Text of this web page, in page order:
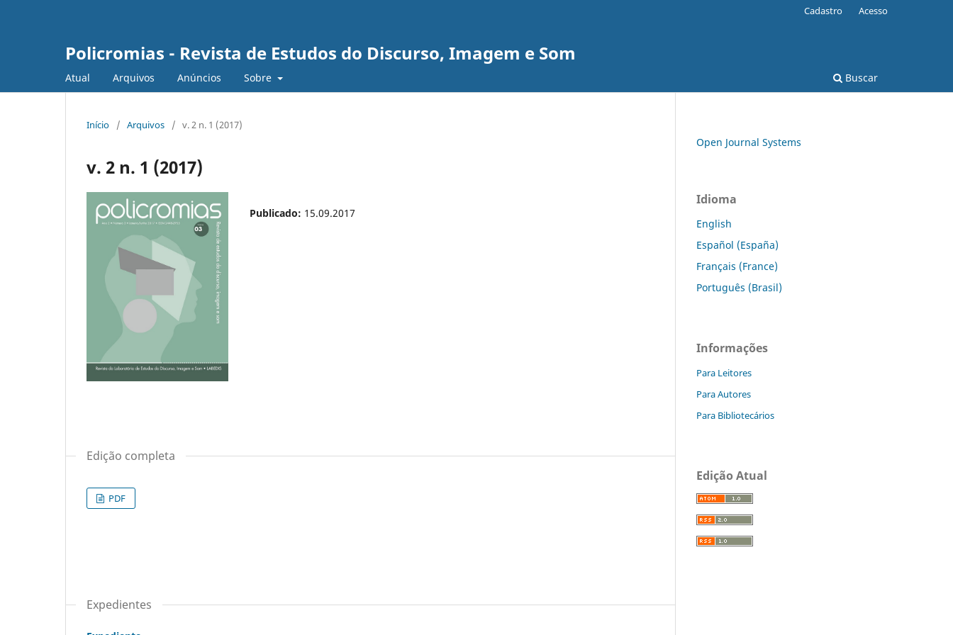
Policromias - Revista de Estudos do Discurso, Imagem e Som
Atual Arquivos Anúncios Sobre Buscar
Cadastro Acesso
Início / Arquivos / v. 2 n. 1 (2017)
v. 2 n. 1 (2017)
Publicado: 15.09.2017
Edição completa
PDF
Expedientes
Open Journal Systems
Idioma
English
Español (España)
Français (France)
Português (Brasil)
Informações
Para Leitores
Para Autores
Para Bibliotecários
Edição Atual